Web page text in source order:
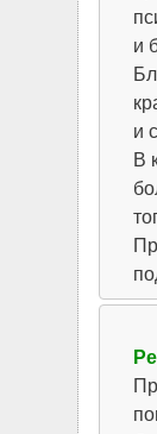
и
и
В